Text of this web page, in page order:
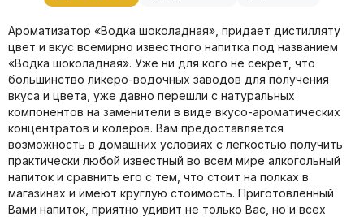
Ароматизатор «Водка шоколадная», придает дистилляту
цвет и вкус всемирно известного напитка под названием
«Водка шоколадная». Уже ни для кого не секрет, что
большинство ликеро-водочных заводов для получения
вкуса и цвета, уже давно перешли с натуральных
компонентов на заменители в виде вкусо-ароматических
концентратов и колеров. Вам предоставляется
возможность в домашних условиях с легкостью получить
практически любой известный во всем мире алкогольный
напиток и сравнить его с тем, что стоит на полках в
магазинах и имеют круглую стоимость. Приготовленный
Вами напиток, приятно удивит не только Вас, но и всех